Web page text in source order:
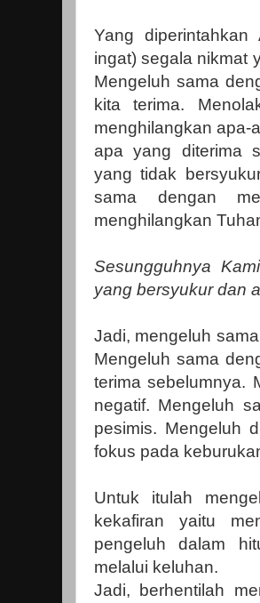
Yang diperintahkan
ingat) segala nikmat
Mengeluh sama
kita terima.
menghilangkan apa-
apa yang diterima
yang tidak
sama dengan
menghilangkan
Sesungguhnya
yang bersyukur dan
Jadi, mengeluh
Mengeluh sama
terima sebelumnya.
negatif. Mengeluh
pesimis. Mengeluh
fokus pada
Untuk itulah
kekafiran yaitu
pengeluh dalam
melalui keluhan.
Jadi, berhentilah